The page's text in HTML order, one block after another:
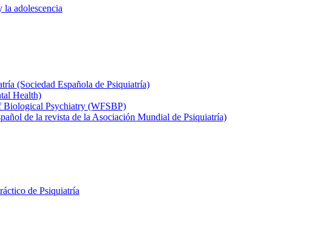
la adolescencia
(Sociedad Española de Psiquiatría)
Health)
Biological Psychiatry (WFSBP)
de la revista de la Asociación Mundial de Psiquiatría)
de Psiquiatría